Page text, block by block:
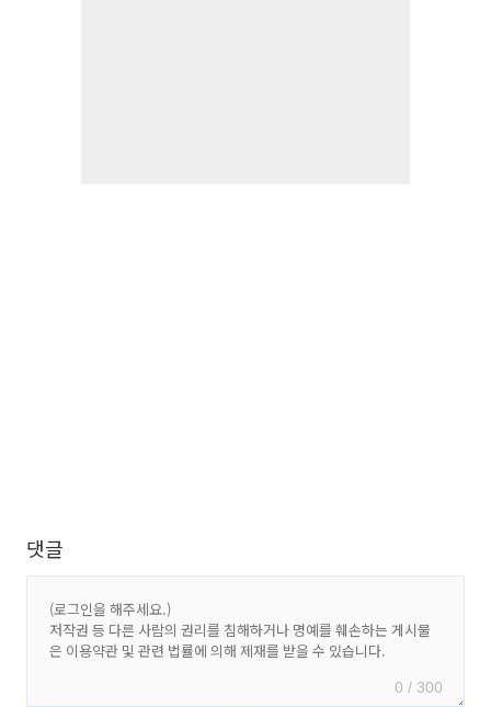
댓글
0 / 300